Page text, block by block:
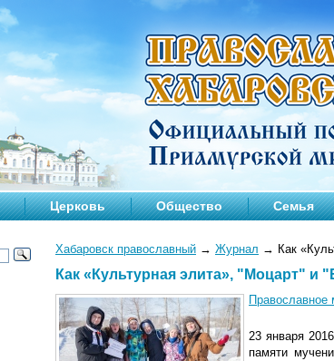
Церковь Общество Семья
Хабаровск православный → Журнал → Как
Как «Культурная элита», "Моцарт" и
Православное
23 января
памяти